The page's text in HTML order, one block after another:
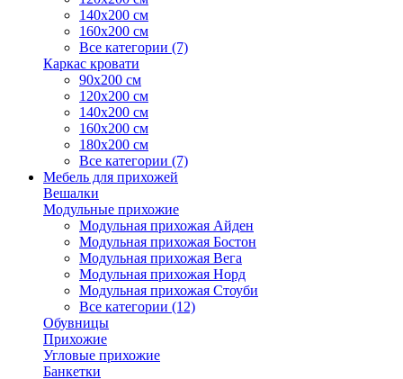
140х200 см
160х200 см
Все категории (7)
Каркас кровати
90х200 см
120х200 см
140х200 см
160х200 см
180х200 см
Все категории (7)
Мебель для прихожей
Вешалки
Модульные прихожие
Модульная прихожая Айден
Модульная прихожая Бостон
Модульная прихожая Вега
Модульная прихожая Норд
Модульная прихожая Стоуби
Все категории (12)
Обувницы
Прихожие
Угловые прихожие
Банкетки